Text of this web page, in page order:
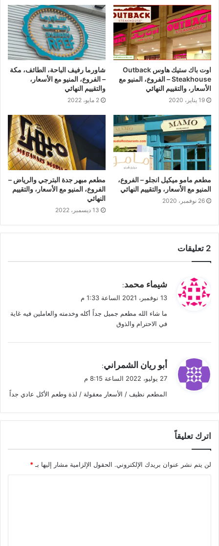
اوت باك ستيك هاوس Outback
Steakhouse – الفروع، المنيو مع
الأسعار، والتقييم النهائي
19 يناير، 2020
شاورما رفيف الباحة، الطائف، مكة
– الفروع، المنيو مع الأسعار،
والتقييم النهائي
2 مايو، 2022
مطعم مامو ميكيل انجلو – الفروع،
المنيو مع الأسعار، والتقييم النهائي
26 نوفمبر، 2020
مطعم مبهر جدة البترجي والرياض –
الفروع، المنيو مع الأسعار، والتقييم
النهائي
13 ديسمبر، 2022
‫2 تعليقات
ي
ل
شيماء محمد:
13 نوفمبر، 2021 الساعة 1:33 م
ما شاء الله مطعم جميل جداً أكله وخدمته والعاملين فيه غاية
في الاحترام والذوق
ي
ل
أبو ريان الشمراني:
27 يوليو، 2022 الساعة 8:15 م
المطعم نظيف / الأسعار معقولة / لذة وطعم الأكل عادي جداً
اترك تعليقاً
لن يتم نشر عنوان بريدك الإلكتروني. الحقول الإلزامية مشار إليها بـ *